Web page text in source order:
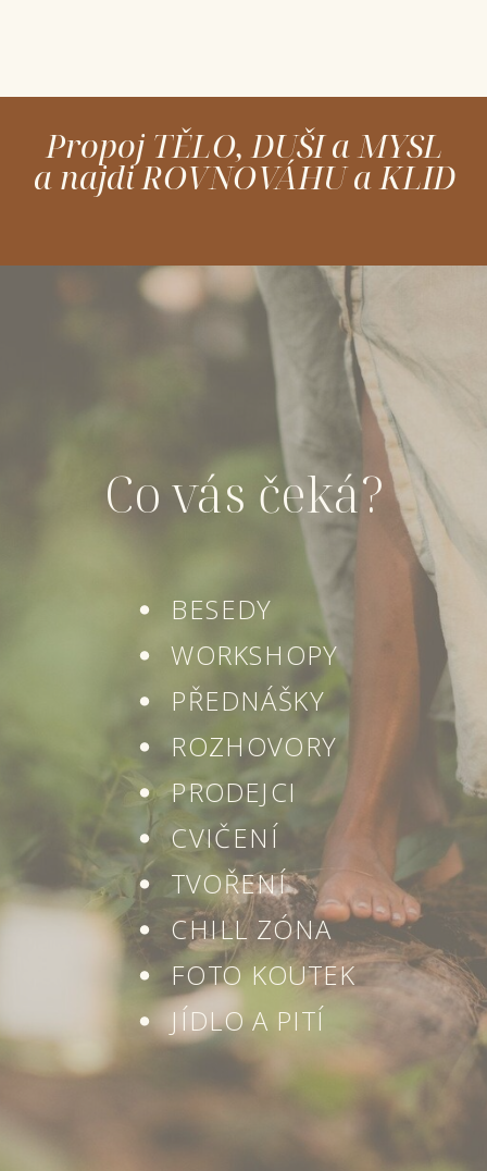
Propoj TĚLO, DUŠI a MYSL
a najdi ROVNOVÁHU a KLID
Co vás čeká?
BESEDY
WORKSHOPY
PŘEDNÁŠKY
ROZHOVORY
PRODEJCI
CVIČENÍ
TVOŘENÍ
CHILL ZÓNA
FOTO KOUTEK
JÍDLO A PITÍ